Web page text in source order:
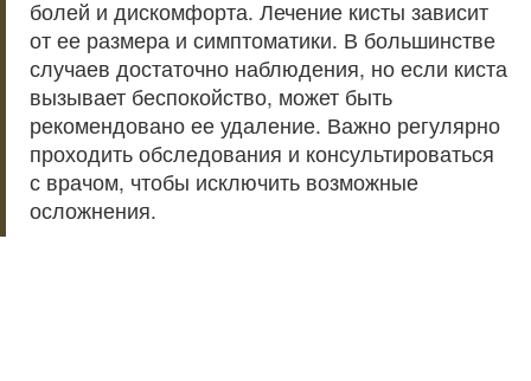
болей и дискомфорта. Лечение кисты зависит
от ее размера и симптоматики. В большинстве
случаев достаточно наблюдения, но если киста
вызывает беспокойство, может быть
рекомендовано ее удаление. Важно регулярно
проходить обследования и консультироваться
с врачом, чтобы исключить возможные
осложнения.